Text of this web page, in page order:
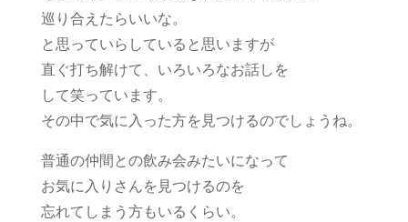
巡り合えたらいいな。
と思っていらしていると思いますが
直ぐ打ち解けて、いろいろなお話しを
して笑っています。
その中で気に入った方を見つけるのでしょうね。
普通の仲間との飲み会みたいになって
お気に入りさんを見つけるのを
忘れてしまう方もいるくらい。